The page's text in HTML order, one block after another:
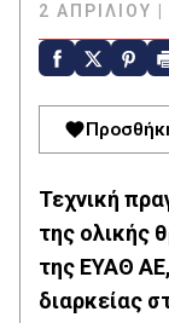
2 ΑΠΡΙΛΊΟΥ
Τεχνική
της ολικής
της ΕΥΑΘ
διαρκείας